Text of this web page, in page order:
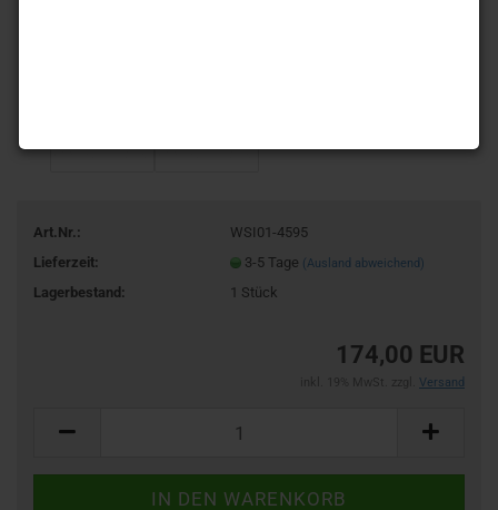
Art.Nr.:
WSI01-4595
Lieferzeit:
3-5 Tage (Ausland abweichend)
Lagerbestand: 1 Stück
174,00 EUR
Versand